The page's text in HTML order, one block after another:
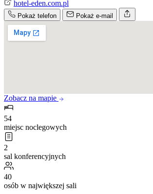
hotel-eden.com.pl
Pokaż telefon Pokaż e-mail
Zobacz na mapie
54
miejsc noclegowych
2
sal konferencyjnych
40
osób w największej sali